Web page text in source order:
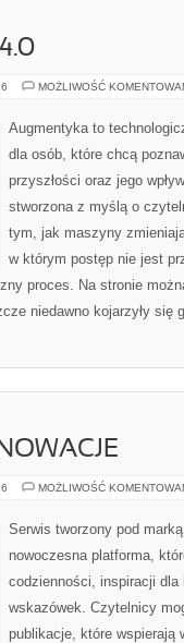
MOŻLIWOŚĆ
Augmentyka to
dla osób, które chcą
przyszłości oraz jego
stworzona z myślą o
tym, jak maszyny
w którym postęp nie jest
proces. Na stronie
niedawno kojarzyły się
MOŻLIWOŚĆ
Serwis tworzony pod
nowoczesna platforma,
codzienności, inspiracji
wskazówek. Czytelnicy
publikacje, które wspierają